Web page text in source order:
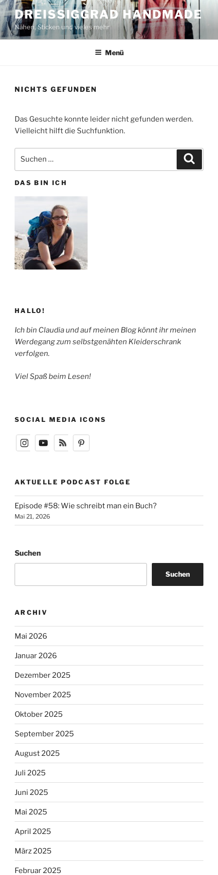
Zum
Inhalt
springen
DREISSIGGRAD HANDMADE
Nähen, Sticken und vieles mehr
Menü
NICHTS GEFUNDEN
Das Gesuchte konnte leider nicht gefunden werden.
Vielleicht hilft die Suchfunktion.
nach:
DAS BIN ICH
HALLO!
Ich bin Claudia und auf meinen Blog könnt ihr meinen
Werdegang zum selbstgenähten Kleiderschrank
verfolgen.
Viel Spaß beim Lesen!
SOCIAL MEDIA ICONS
AKTUELLE PODCAST FOLGE
Episode #58: Wie schreibt man ein Buch?
Mai 21, 2026
Suchen
Suchen
ARCHIV
Mai 2026
Januar 2026
Dezember 2025
November 2025
Oktober 2025
September 2025
August 2025
Juli 2025
Juni 2025
Mai 2025
April 2025
März 2025
Februar 2025